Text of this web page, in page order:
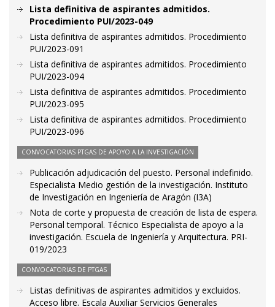
Lista definitiva de aspirantes admitidos.
Procedimiento PUI/2023-049
Lista definitiva de aspirantes admitidos. Procedimiento
PUI/2023-091
Lista definitiva de aspirantes admitidos. Procedimiento
PUI/2023-094
Lista definitiva de aspirantes admitidos. Procedimiento
PUI/2023-095
Lista definitiva de aspirantes admitidos. Procedimiento
PUI/2023-096
CONVOCATORIAS PTGAS DE APOYO A LA INVESTIGACIÓN
Publicación adjudicación del puesto. Personal indefinido.
Especialista Medio gestión de la investigación. Instituto
de Investigación en Ingeniería de Aragón (I3A)
Nota de corte y propuesta de creación de lista de espera.
Personal temporal. Técnico Especialista de apoyo a la
investigación. Escuela de Ingeniería y Arquitectura. PRI-
019/2023
CONVOCATORIAS DE PTGAS
Listas definitivas de aspirantes admitidos y excluidos.
Acceso libre. Escala Auxiliar Servicios Generales